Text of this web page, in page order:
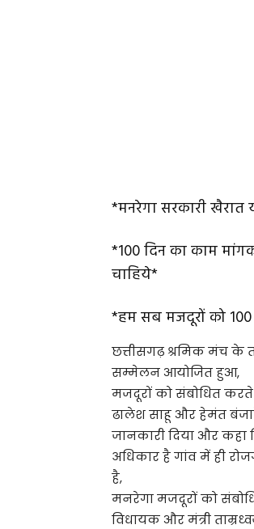
*मनरेगा सरकारी खैरात
*100 दिन का काम
चाहिये*
*हम सब मजदूरों को
छत्तीसगढ़ श्रमिक मंच के
सम्मेलन आयोजित हुआ,
मजदूरों को संबोधित
ढालेश साहू और हेमंत
जानकारी दिया और कहा
अधिकार है गांव में ही
है,
मनरेगा मजदूरों को
विधायक और मंत्री